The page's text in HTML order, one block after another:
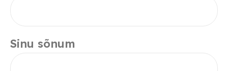
Sinu sõnum